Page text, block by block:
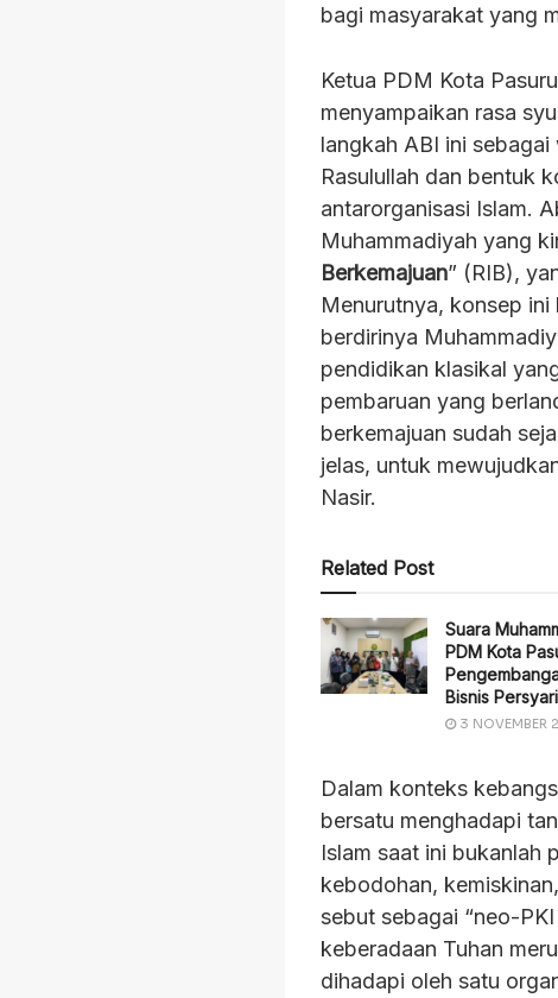
bagi masyarakat yang
Ketua PDM Kota
menyampaikan rasa
langkah ABI ini
Rasulullah dan bentuk
antarorganisasi Islam.
Muhammadiyah yang
Berkemajuan” (RIB),
Menurutnya, konsep
berdirinya
pendidikan klasikal
pembaruan yang
berkemajuan sudah
jelas, untuk
Nasir.
Related Post
Suara
PDM Kota
Bisnis
3 NOVEMBER
Dalam konteks
bersatu menghadapi
Islam saat ini bukanlah
kebodohan,
sebut sebagai “neo-
keberadaan Tuhan
dihadapi oleh satu